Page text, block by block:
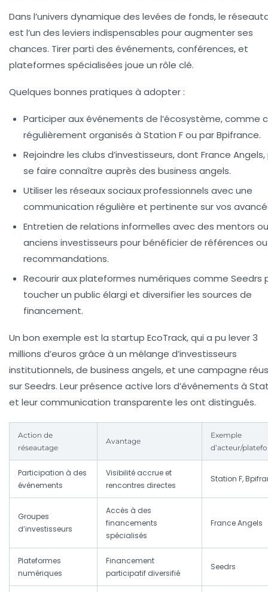
Dans l’univers dynamique des levées de fonds, le
est l’un des leviers indispensables pour augmenter ses
chances. Tirer parti des événements, conférences, et
plateformes spécialisées joue un rôle clé.
Quelques bonnes pratiques à adopter :
Participer aux événements de l’écosystème, comme
régulièrement organisés à Station F ou par Bpifrance.
Rejoindre les clubs d’investisseurs, dont France Angels,
se faire connaître auprès des business angels.
Utiliser les réseaux sociaux professionnels avec une
communication régulière et pertinente sur vos
Entretien de relations informelles avec des mentors ou
anciens investisseurs pour bénéficier de références ou
recommandations.
Recourir aux plateformes numériques comme Seedrs
toucher un public élargi et diversifier les sources de
financement.
Un bon exemple est la startup EcoTrack, qui a pu lever 3
millions d’euros grâce à un mélange d’investisseurs
institutionnels, de business angels, et une campagne
sur Seedrs. Leur présence active lors d’événements à
et leur communication transparente les ont distingués.
Action de
réseautage
Avantage
Exemple
d’acteur/
Participation à des
événements
Visibilité accrue et
rencontres directes
Station F,
Groupes
d’investisseurs
Accès à des
financements
spécialisés
France Angels
Plateformes
numériques
Financement
participatif diversifié
Seedrs